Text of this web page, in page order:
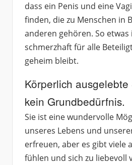
dass ein Penis und eine
finden, die zu Menschen in
anderen gehören. So
schmerzhaft für alle
geheim bleibt.
Körperlich
kein Grundbedürfnis.
Sie ist eine wundervolle
unseres Lebens und
erfreuen, aber es gibt viele
fühlen und sich zu liebevoll